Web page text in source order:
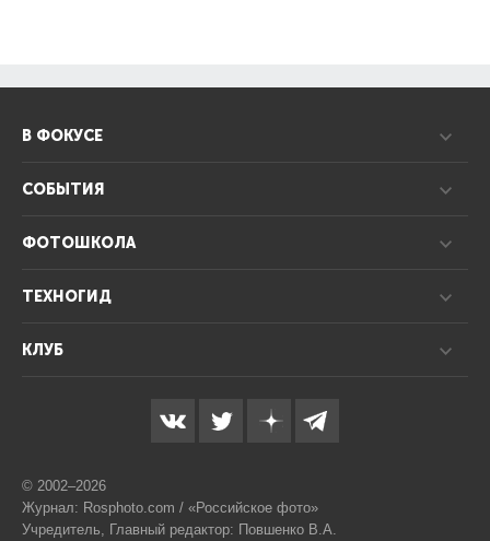
В ФОКУСЕ
СОБЫТИЯ
ФОТОШКОЛА
ТЕХНОГИД
КЛУБ
© 2002–2026
Журнал: Rosphoto.com / «Российское фото»
Учредитель, Главный редактор: Повшенко В.А.